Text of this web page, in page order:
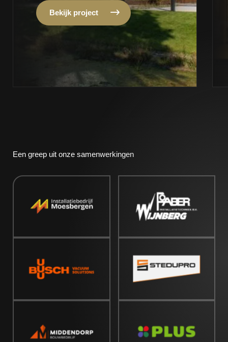
Bekijk project
Een greep uit onze samenwerkingen